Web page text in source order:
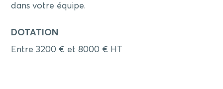
dans votre équipe.
DOTATION
Entre 3200 € et 8000 € HT